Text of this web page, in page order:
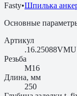
Fasty•Шпилька
Основные
Артикул
.16.25088VMU
Резьба
M16
Длина, мм
250